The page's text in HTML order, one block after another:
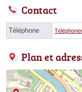
Contact
Téléphone
Plan et